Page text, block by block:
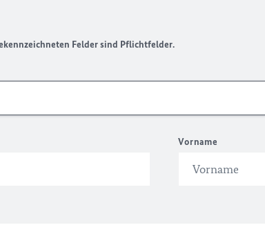
Felder sind Pflichtfelder.
Vorname